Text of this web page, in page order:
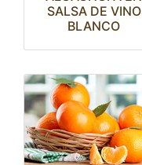
SALSA DE VINO
BLANCO